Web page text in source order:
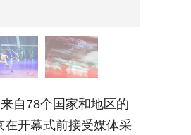
自78个国家和地区的
开幕式前接受媒体采